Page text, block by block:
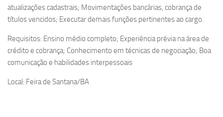
atualizações cadastrais; Movimentações bancárias, cobrança de
títulos vencidos; Executar demais funções pertinentes ao cargo.
Requisitos: Ensino médio completo; Experiência prévia na área de
crédito e cobrança; Conhecimento em técnicas de negociação; Boa
comunicação e habilidades interpessoais
Local: Feira de Santana/BA